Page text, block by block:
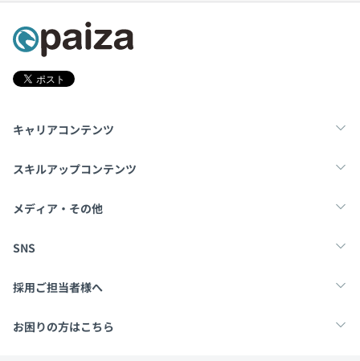
キャリアコンテンツ
転職・キャリア
スキルアップコンテンツ
学習
メディア・その他
Tech Team Journal
SNS
X
採用ご担当者様へ
採用・教育をお考えの企業様へ
お困りの方はこちら